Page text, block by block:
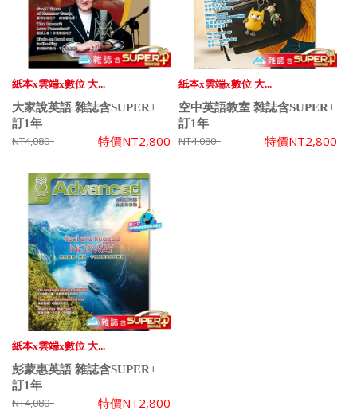
紙本x雲端x數位 大...
大家說英語 雜誌含SUPER+
訂1年
NT4,080 特價NT2,800
紙本x雲端x數位 大...
空中英語教室 雜誌含SUPER+
訂1年
NT4,080 特價NT2,800
紙本x雲端x數位 大...
彭蒙惠英語 雜誌含SUPER+
訂1年
NT4,080 特價NT2,800